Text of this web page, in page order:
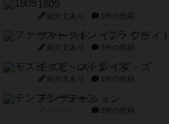
1809
紹介文あり 1件の投稿
ファースト・イン・フライト
紹介文あり 3件の投稿
モズビ－ズ・レイダ－ズ
紹介文あり 1件の投稿
テンプテーション
2件の投稿